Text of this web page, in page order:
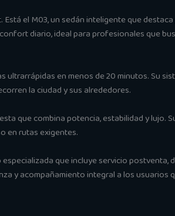
el M03, un sedán inteligente que
diario, ideal para profesionales que
ultrarrápidas en menos de 20 minutos. Su
la ciudad y sus alrededores.
que combina potencia, estabilidad y lujo.
en rutas exigentes.
que incluye servicio postventa,
y acompañamiento integral a los usuarios